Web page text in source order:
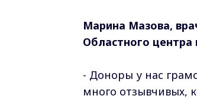
Марина Мазова,
Областного центра
- Доноры у нас
много отзывчивых,